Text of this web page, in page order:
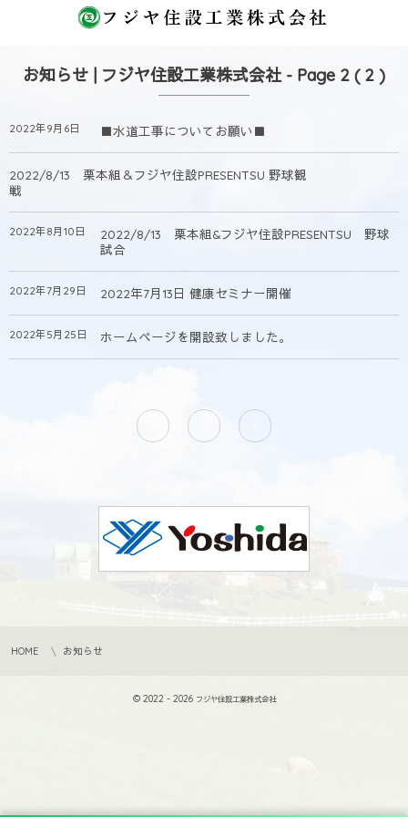
お知らせ | フジヤ住設工業株式会社 - Page 2 ( 2 )
2022年9月6日 ■水道工事についてお願い■
2022/8/13 栗本組＆フジヤ住設PRESENTSU 野球観
戦
2022年8月10日
2022/8/13 栗本組&フジヤ住設PRESENTSU 野球
試合
2022年7月29日 2022年7月13日 健康セミナー開催
2022年5月25日 ホームページを開設致しました。
HOME お知らせ
© 2022 - 2026 フジヤ住設工業株式会社